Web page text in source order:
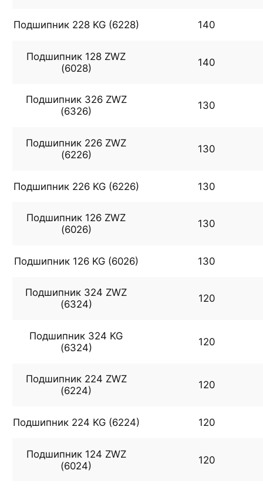
Подшипник 228 KG (6228) 140
Подшипник 128 ZWZ
(6028)
140
Подшипник 326 ZWZ
(6326)
130
Подшипник 226 ZWZ
(6226)
130
Подшипник 226 KG (6226) 130
Подшипник 126 ZWZ
(6026)
130
Подшипник 126 KG (6026) 130
Подшипник 324 ZWZ
(6324)
120
Подшипник 324 KG
(6324)
120
Подшипник 224 ZWZ
(6224)
120
Подшипник 224 KG (6224) 120
Подшипник 124 ZWZ
(6024)
120